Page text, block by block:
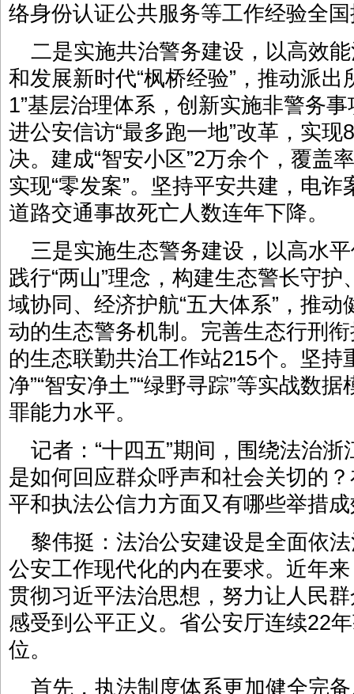
络身份认证公共服务等工作经验全
二是实施共治警务建设，以高效
和发展新时代“枫桥经验”，推动派出
1”基层治理体系，创新实施非警务
进公安信访“最多跑一地”改革，实
决。建成“智安小区”2万余个，覆盖
实现“零发案”。坚持平安共建，电诈
道路交通事故死亡人数连年下降。
三是实施生态警务建设，以高水
践行“两山”理念，构建生态警长守
域协同、经济护航“五大体系”，推
动的生态警务机制。完善生态行刑
的生态联勤共治工作站215个。坚持
净”“智安净土”“绿野寻踪”等实战数
罪能力水平。
记者：“十四五”期间，围绕法治
是如何回应群众呼声和社会关切的
平和执法公信力方面又有哪些举措
黎伟挺：法治公安建设是全面依
公安工作现代化的内在要求。近年
贯彻习近平法治思想，努力让人民
感受到公平正义。省公安厅连续22
位。
首先，执法制度体系更加健全完